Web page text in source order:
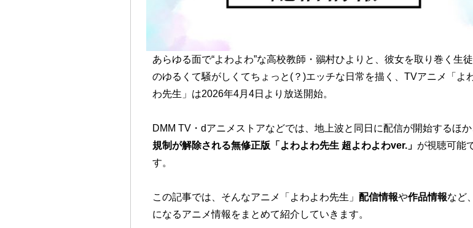
あらゆる面で“よわよわ”な高校教師・鶸村ひよりと、彼女を取り巻く生
のゆるくて騒がしくてちょっと(？)エッチな日常を描く、TVアニメ「よ
わ先生」は2026年4月4日より放送開始。
DMM TV・dアニメストアなどでは、地上波と同日に配信が開始するほか
規制が解除される無修正版「よわよわ先生 超よわよわver.」 が視聴可能
す。
この記事では、そんなアニメ「よわよわ先生」 配信情報や作品情報など
になるアニメ情報をまとめて紹介していきます。